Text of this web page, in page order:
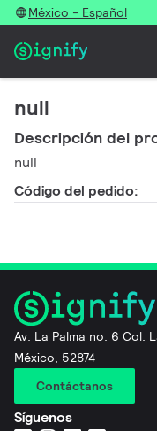
México - Español
null
Descripción del
null
Código del pedido:
Av. La Palma no. 6 Col.
México, 52874
Contáctanos
Síguenos